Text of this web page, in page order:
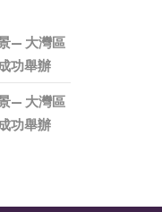
— 大灣區
功舉辦
— 大灣區
功舉辦